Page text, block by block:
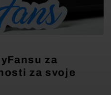
za
za svoje